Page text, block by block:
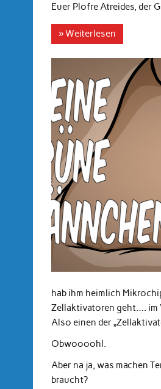
Euer Plofre Atreides, der
» Weiterlesen
hab ihm heimlich
Zellaktivatoren geht…. im
Also einen der
Obwoooohl.
Aber na ja, was machen
braucht?